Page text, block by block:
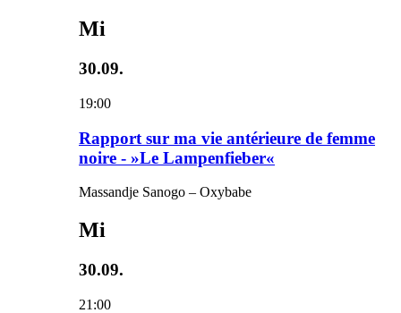
Mi
30.09.
19:00
Rapport sur ma vie antérieure de femme
noire - »Le Lampenfieber«
Massandje Sanogo – Oxybabe
Mi
30.09.
21:00